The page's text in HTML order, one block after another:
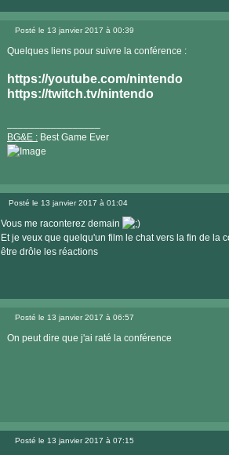
Posté le 13 janvier 2017 à 00:39
Quelques liens pour suivre la conférence :
https://youtube.com/nintendo
https://twitch.tv/nintendo
BG&E : Best Game Ever
le
internet
Posté le 13 janvier 2017 à 01:04
Vous me raconterez demain
Et je veux que quelqu'un film le chat vers la fin de la
être drôle les réactions
Posté le 13 janvier 2017 à 06:57
On peut dire que j'ai raté la conférence
Posté le 13 janvier 2017 à 07:15